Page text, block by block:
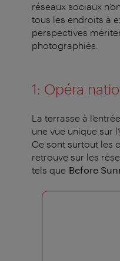
réseaux sociaux
tous les endroits à
perspectives
photographiés.
1: Opéra
La terrasse à l’entrée
une vue unique sur l’
Ce sont surtout les
retrouve sur les
tels que Before